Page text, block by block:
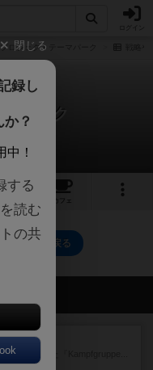
プロジェクトテーマパーク
パーク
カフェ
トップに戻る
投稿
1
社が出版した『Kampfgruppe...
閉じる
録し
？
中！
する
読む
の共